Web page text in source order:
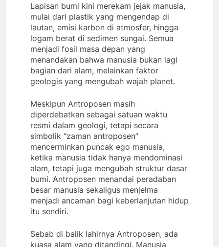
Lapisan bumi kini merekam jejak manusia,
mulai dari plastik yang mengendap di
lautan, emisi karbon di atmosfer, hingga
logam berat di sedimen sungai. Semua
menjadi fosil masa depan yang
menandakan bahwa manusia bukan lagi
bagian dari alam, melainkan faktor
geologis yang mengubah wajah planet.
Meskipun Antroposen masih
diperdebatkan sebagai satuan waktu
resmi dalam geologi, tetapi secara
simbolik “zaman antroposen”
mencerminkan puncak ego manusia,
ketika manusia tidak hanya mendominasi
alam, tetapi juga mengubah struktur dasar
bumi. Antroposen menandai peradaban
besar manusia sekaligus menjelma
menjadi ancaman bagi keberlanjutan hidup
itu sendiri.
Sebab di balik lahirnya Antroposen, ada
kuasa alam yang ditandingi. Manusia